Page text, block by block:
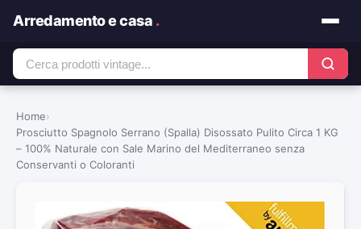
Arredamento e casa .
Home›
Prosciutto Spagnolo Serrano (Spalla) Disossato Pulito Circa 1 KG
– 100% Naturale con Sale Marino del Mediterraneo senza
Conservanti o Coloranti